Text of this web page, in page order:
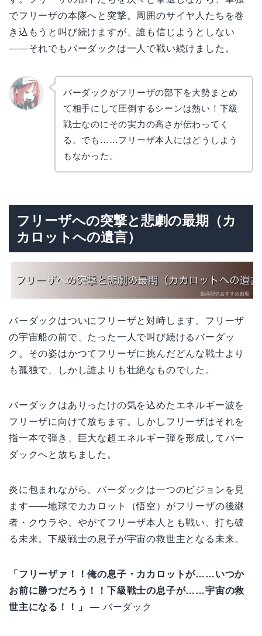
でフリーザの本隊へと突撃。周囲のサイヤ人たちを巻
き込もうと叫び続けますが、誰も信じようとしない
——それでもバーダックは一人で戦い続けました。
バーダックがフリーザの部下を大勢まとめ
て相手にして圧倒するシーンは熱い！下級
戦士なのにその実力の高さが伝わってく
る。でも……フリーザ本人にはどうしよう
もなかった。
フリーザへの突撃と悲劇の最期（カ
カロットへの遺言）
バーダックはついにフリーザと対峙します。フリーザ
の宇宙船の前で、たった一人で叫び続けるバーダッ
ク。その姿はかつてフリーザに挑んだどんな戦士より
も孤独で、しかし誰よりも壮絶なものでした。
バーダックはありったけの気を込めたエネルギー波を
フリーザに向けて放ちます。しかしフリーザはそれを
指一本で弾き、巨大な超エネルギー弾を形成してバー
ダックへと放ちました。
炎に包まれながら、バーダックは一つのビジョンを見
ます——地球でカカロット（悟空）がフリーザの後継
者・クウラや、やがてフリーザ本人とも戦い、打ち破
る未来。下級戦士の息子が宇宙の救世主となる未来。
「フリーザァ！！俺の息子・カカロットが……いつか
お前に勝つだろう！！下級戦士の息子が……宇宙の救
世主になる！！」
— バーダック